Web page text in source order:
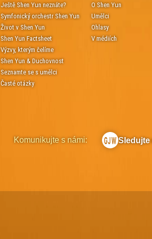
Ještě Shen Yun neznáte?
Symfonický orchestr Shen Yun
Život v Shen Yun
Shen Yun Factsheet
Výzvy, kterým čelíme
Shen Yun & Duchovnost
Seznamte se s umělci
Časté otázky
O Shen Yun
Umělci
Ohlasy
V médiích
Komunikujte s námi: Sledujte